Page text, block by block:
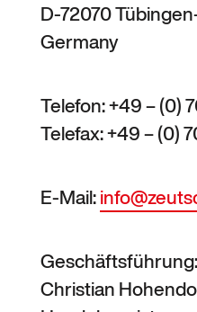
D-72070
Germany
Telefon: +49 – (0)
Telefax: +49 – (0)
E-Mail:
Christian